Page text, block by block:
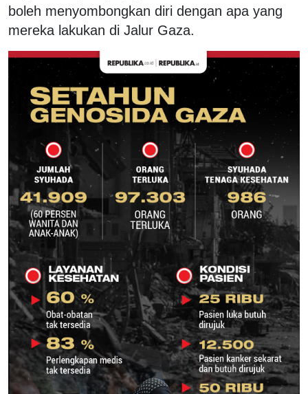
boleh menyombongkan diri dengan apa yang
mereka lakukan di Jalur Gaza.